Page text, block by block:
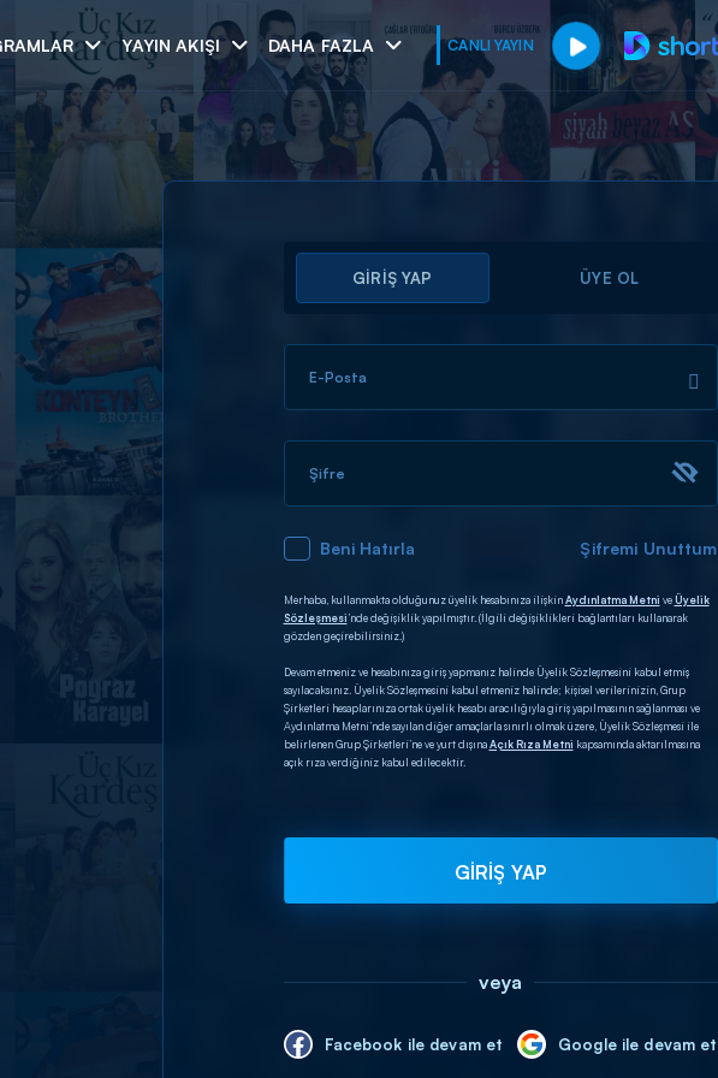
YAYIN AKIŞI DAHA FAZLA CANLI YAYIN
Arama
ARAMA SONUÇLARI
GİRİŞ YAP ÜYE OL
E-Posta
Şifre
Beni Hatırla Şifremi Unuttum
Merhaba, kullanmakta olduğunuz üyelik hesabınıza ilişkinAydınlatma Metni veÜyelik
Sözleşmesi’nde değişiklik yapılmıştır. (İlgili değişiklikleri bağlantıları kullanarak
gözden geçirebilirsiniz.)
Devam etmeniz ve hesabınıza giriş yapmanız halinde Üyelik Sözleşmesini kabul etmiş
sayılacaksınız. Üyelik Sözleşmesini kabul etmeniz halinde; kişisel verilerinizin, Grup
Şirketleri hesaplarınıza ortak üyelik hesabı aracılığıyla giriş yapılmasının sağlanması ve
Aydınlatma Metni’nde sayılan diğer amaçlarla sınırlı olmak üzere, Üyelik Sözleşmesi ile
belirlenen Grup Şirketleri’ne ve yurt dışınaAçık Rıza Metni kapsamında aktarılmasına
açık rıza verdiğiniz kabul edilecektir.
GİRİŞ YAP
veya
Facebook ile devam et Google ile devam et